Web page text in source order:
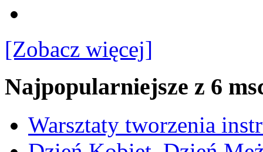
[Zobacz więcej]
Najpopularniejsze z 6
Warsztaty tworzenia